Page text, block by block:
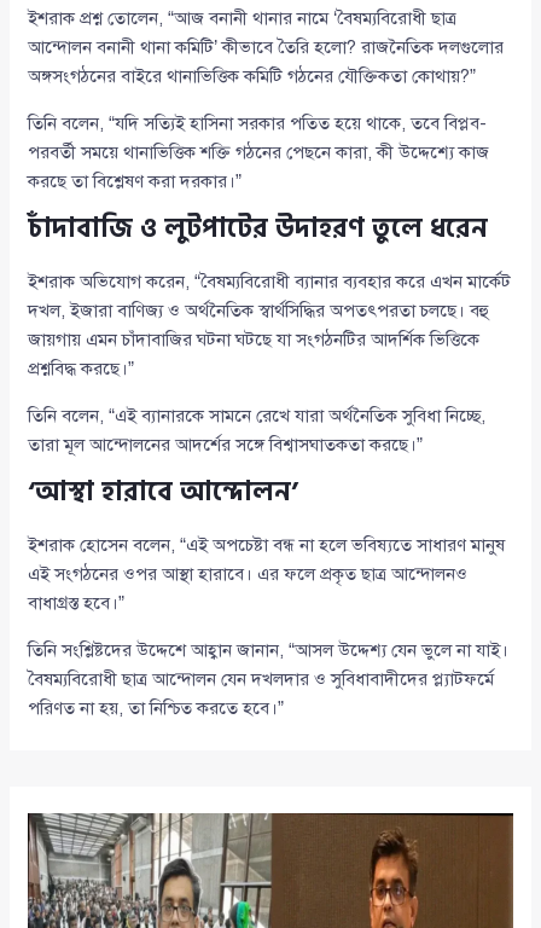
ইশরাক প্রশ্ন তোলেন, “আজ বনানী থানার নামে ‘বৈষম্যবিরোধী ছাত্র
আন্দোলন বনানী থানা কমিটি’ কীভাবে তৈরি হলো? রাজনৈতিক দলগুলোর
অঙ্গসংগঠনের বাইরে থানাভিত্তিক কমিটি গঠনের যৌক্তিকতা কোথায়?”
তিনি বলেন, “যদি সত্যিই হাসিনা সরকার পতিত হয়ে থাকে, তবে বিপ্লব-
পরবর্তী সময়ে থানাভিত্তিক শক্তি গঠনের পেছনে কারা, কী উদ্দেশ্যে কাজ
করছে তা বিশ্লেষণ করা দরকার।”
চাঁদাবাজি ও লুটপাটের উদাহরণ তুলে ধরেন
ইশরাক অভিযোগ করেন, “বৈষম্যবিরোধী ব্যানার ব্যবহার করে এখন মার্কেট
দখল, ইজারা বাণিজ্য ও অর্থনৈতিক স্বার্থসিদ্ধির অপতৎপরতা চলছে। বহু
জায়গায় এমন চাঁদাবাজির ঘটনা ঘটছে যা সংগঠনটির আদর্শিক ভিত্তিকে
প্রশ্নবিদ্ধ করছে।”
তিনি বলেন, “এই ব্যানারকে সামনে রেখে যারা অর্থনৈতিক সুবিধা নিচ্ছে,
তারা মূল আন্দোলনের আদর্শের সঙ্গে বিশ্বাসঘাতকতা করছে।”
‘আস্থা হারাবে আন্দোলন’
ইশরাক হোসেন বলেন, “এই অপচেষ্টা বন্ধ না হলে ভবিষ্যতে সাধারণ মানুষ
এই সংগঠনের ওপর আস্থা হারাবে। এর ফলে প্রকৃত ছাত্র আন্দোলনও
বাধাগ্রস্ত হবে।”
তিনি সংশ্লিষ্টদের উদ্দেশে আহ্বান জানান, “আসল উদ্দেশ্য যেন ভুলে না যাই।
বৈষম্যবিরোধী ছাত্র আন্দোলন যেন দখলদার ও সুবিধাবাদীদের প্ল্যাটফর্মে
পরিণত না হয়, তা নিশ্চিত করতে হবে।”